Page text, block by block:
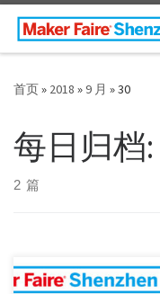
Skip to content
首页» 2018 »9 月 »30
每日归档:
2 篇